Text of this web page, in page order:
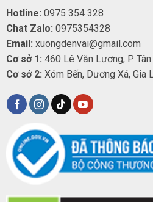
Hotline: 0975 354 328
Chat Zalo: 0975354328
Email: xuongdenvai@gmail.com
Cơ sở 1: 460 Lê Văn Lương, P.
Cơ sở 2: Xóm Bến, Dương Xá, Gia